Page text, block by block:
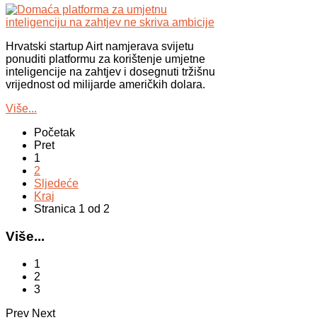
Hrvatski startup Airt namjerava svijetu
ponuditi platformu za korištenje umjetne
inteligencije na zahtjev i dosegnuti tržišnu
vrijednost od milijarde američkih dolara.
Više...
Početak
Pret
1
2
Sljedeće
Kraj
Stranica 1 od 2
Više...
1
2
3
Prev Next